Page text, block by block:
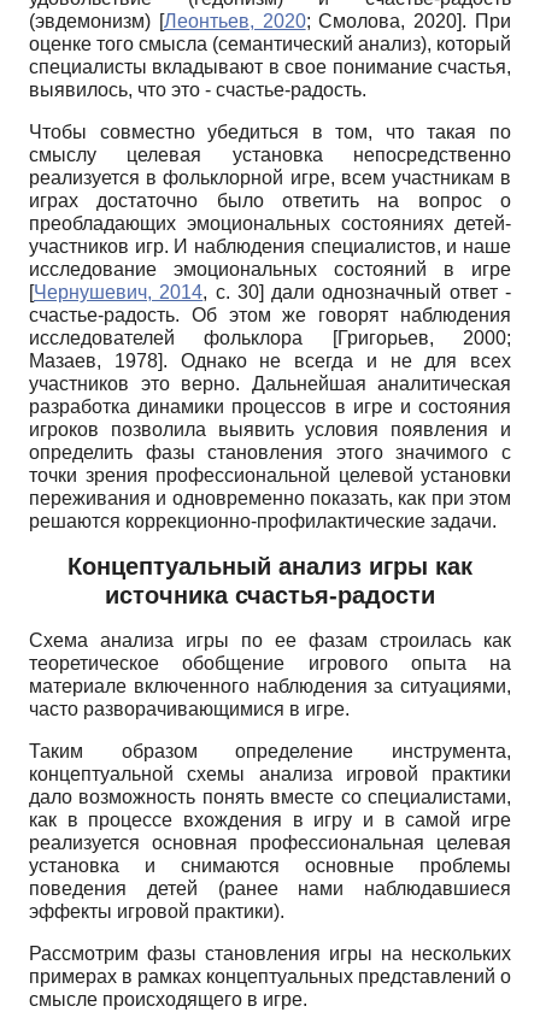
(эвдемонизм) [Леонтьев, 2020;Смолова, 2020]. При
оценке того смысла (cемантический анализ), который
специалисты вкладывают в свое понимание счастья,
выявилось, что это - счастье-радость.
Чтобы совместно убедиться в том, что такая по
смыслу целевая установка непосредственно
реализуется в фольклорной игре, всем участникам в
играх достаточно было ответить на вопрос о
преобладающих эмоциональных состояниях детей-
участников игр. И наблюдения специалистов, и наше
исследование эмоциональных состояний в игре
[Чернушевич, 2014, с. 30] дали однозначный ответ -
счастье-радость. Об этом же говорят наблюдения
исследователей фольклора
[Григорьев, 2000;
Мазаев, 1978]. Однако не всегда и не для всех
участников это верно. Дальнейшая аналитическая
разработка динамики процессов в игре и состояния
игроков позволила выявить условия появления и
определить фазы становления этого значимого с
точки зрения профессиональной целевой установки
переживания и одновременно показать, как при этом
решаются коррекционно-профилактические задачи.
Концептуальный анализ игры как
источника счастья-радости
Схема анализа игры по ее фазам строилась как
теоретическое обобщение игрового опыта на
материале включенного наблюдения за ситуациями,
часто разворачивающимися в игре.
Таким образом определение инструмента,
концептуальной схемы анализа игровой практики
дало возможность понять вместе со специалистами,
как в процессе вхождения в игру и в самой игре
реализуется основная профессиональная целевая
установка и снимаются основные проблемы
поведения детей (ранее нами наблюдавшиеся
эффекты игровой практики).
Рассмотрим фазы становления игры на нескольких
примерах в рамках концептуальных представлений о
смысле происходящего в игре.